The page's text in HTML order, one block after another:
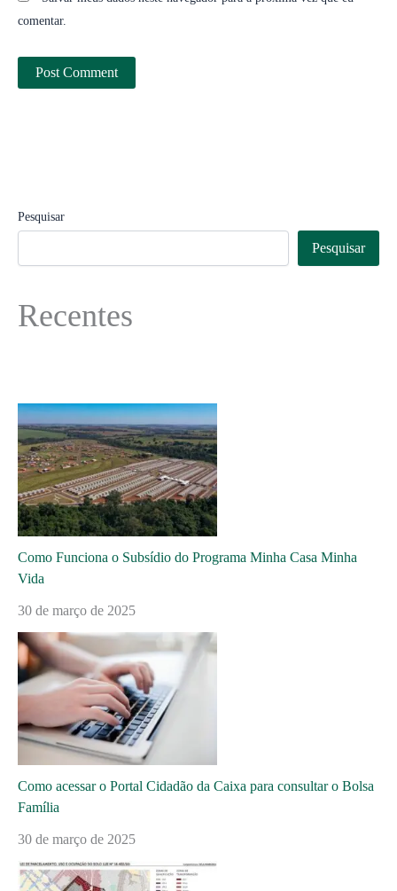
comentar.
Pesquisar
Pesquisar
Recentes
Como Funciona o Subsídio do Programa Minha Casa Minha
Vida
30 de março de 2025
Como acessar o Portal Cidadão da Caixa para consultar o Bolsa
Família
30 de março de 2025